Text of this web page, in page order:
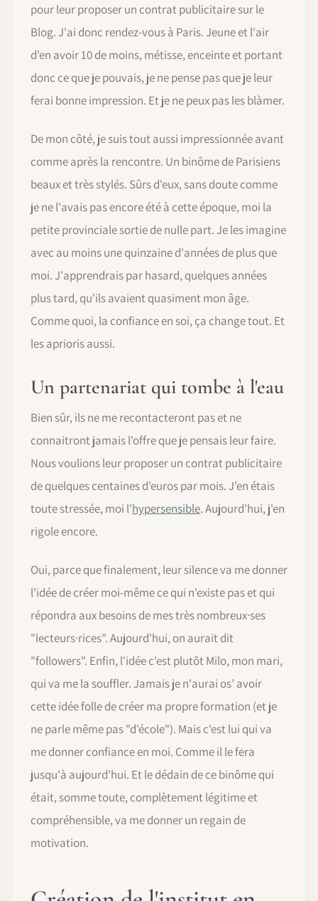
pour leur proposer un contrat publicitaire sur le
Blog. J'ai donc rendez-vous à Paris. Jeune et l'air
d'en avoir 10 de moins, métisse, enceinte et portant
donc ce que je pouvais, je ne pense pas que je leur
ferai bonne impression. Et je ne peux pas les blàmer.
De mon côté, je suis tout aussi impressionnée avant
comme après la rencontre. Un binôme de Parisiens
beaux et très stylés. Sûrs d'eux, sans doute comme
je ne l'avais pas encore été à cette époque, moi la
petite provinciale sortie de nulle part. Je les imagine
avec au moins une quinzaine d'années de plus que
moi. J'apprendrais par hasard, quelques années
plus tard, qu'ils avaient quasiment mon âge.
Comme quoi, la confiance en soi, ça change tout. Et
les aprioris aussi.
Un partenariat qui tombe à l'eau
Bien sûr, ils ne me recontacteront pas et ne
connaitront jamais l'offre que je pensais leur faire.
Nous voulions leur proposer un contrat publicitaire
de quelques centaines d'euros par mois. J'en étais
toute stressée, moi l'hypersensible. Aujourd'hui, j'en
rigole encore.
Oui, parce que finalement, leur silence va me donner
l'idée de créer moi-même ce qui n'existe pas et qui
répondra aux besoins de mes très nombreux·ses
"lecteurs·rices". Aujourd'hui, on aurait dit
"followers". Enfin, l'idée c'est plutôt Milo, mon mari,
qui va me la souffler. Jamais je n'aurai os’ avoir
cette idée folle de créer ma propre formation (et je
ne parle même pas "d'école"). Mais c'est lui qui va
me donner confiance en moi. Comme il le fera
jusqu'à aujourd'hui. Et le dédain de ce binôme qui
était, somme toute, complètement légitime et
compréhensible, va me donner un regain de
motivation.